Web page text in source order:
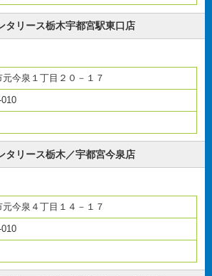
タリース栃木宇都宮駅東口店
元今泉１丁目２０－１７
タリース栃木／宇都宮今泉店
元今泉４丁目１４－１７